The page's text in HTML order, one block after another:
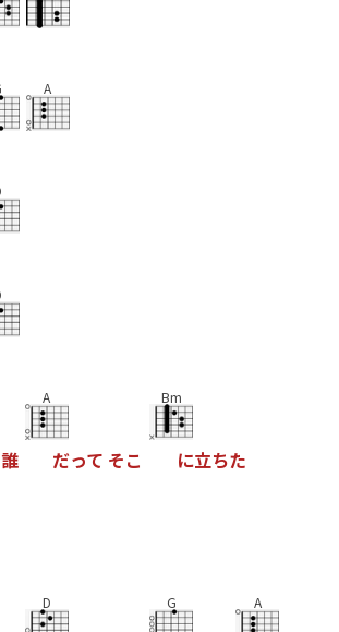
A
誰
A
だって そこ
Bm
に立ちた
D G A